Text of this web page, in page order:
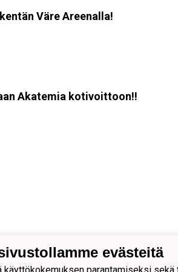
Väre Areenalla!
Akatemia kotivoittoon!!
evästeitä